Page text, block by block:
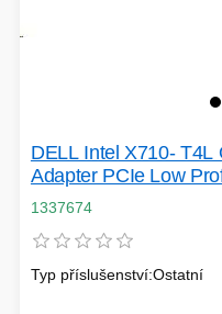
DELL Intel X710-
Adapter PCIe Low
1337674
Typ příslušenství:Ostatní